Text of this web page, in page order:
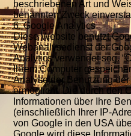
beschriebenen Art und
benannten Zweck
6. Google Analytics
Diese Website benutzt
Webanalysedienst der
Analytics verwendet sog.
Ihrem Computer
Analyse der Benutzung
ermöglicht. Die durch den
Informationen über Ihre
(einschließlich Ihrer IP-
von Google in den USA
Google wird diese